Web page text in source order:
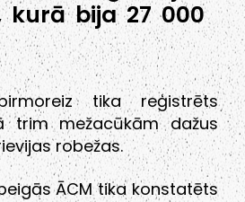
kurā bija 27 000
tika reģistrēts
trim mežacūkām dažus
robežas.
ĀCM tika konstatēts